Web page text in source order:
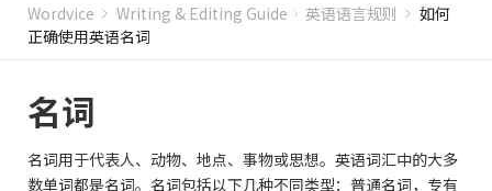
Wordvice Writing & Editing Guide 英语语言规则
如何
正确使用英语名词
名词
名词用于代表人、动物、地点、事物或思想。英语词汇中的大多
数单词都是名词。名词包括以下几种不同类型：普通名词，专有